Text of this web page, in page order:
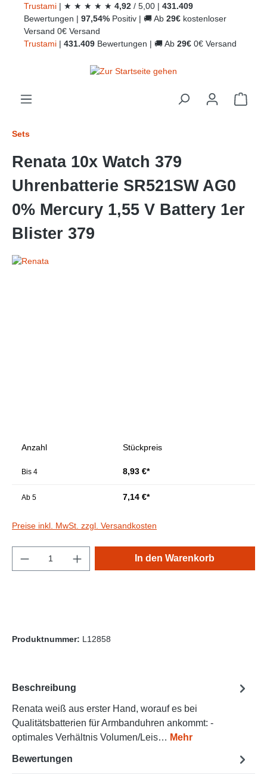
Trustami | ★ ★ ★ ★ ★ 4,92 / 5,00 | 431.409
Bewertungen | 97,54% Positiv | 🚚 Ab 29€ kostenloser
Versand 0€ Versand
Trustami | 431.409 Bewertungen | 🚚 Ab 29€ 0€ Versand
Sets
Renata 10x Watch 379
Uhrenbatterie SR521SW AG0
0% Mercury 1,55 V Battery 1er
Blister 379
Anzahl Stückpreis
Bis 4 8,93 €*
Ab 5 7,14 €*
Preise inkl. MwSt. zzgl. Versandkosten
Produkt Anzahl: Gib den gewünschten
In den Warenkorb
Produktnummer: L12858
Beschreibung
Renata weiß aus erster Hand, worauf es bei
Qualitätsbatterien für Armbanduhren ankommt: -
optimales Verhältnis Volumen/Leis… Mehr
Bewertungen